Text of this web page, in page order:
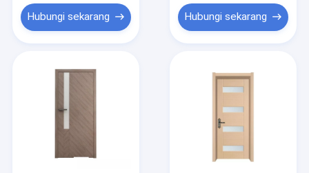
Hubungi sekarang Hubungi sekarang